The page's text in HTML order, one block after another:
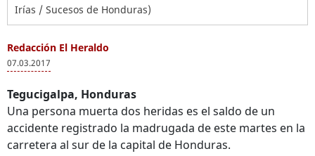
Irías / Sucesos de Honduras)
Redacción El Heraldo
07.03.2017
Tegucigalpa, Honduras
Una persona muerta dos heridas es el saldo de un
accidente registrado la madrugada de este martes en la
carretera al sur de la capital de Honduras.